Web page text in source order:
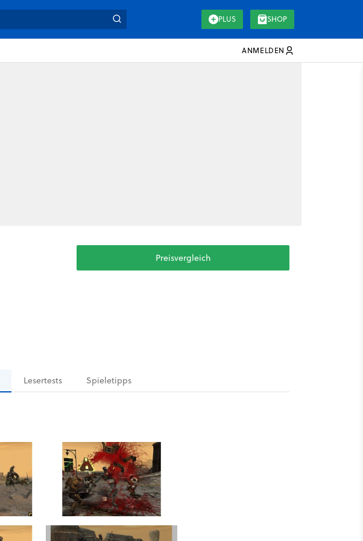
PLUS SHOP
ANMELDEN
Preisvergleich
Lesertests Spieletipps